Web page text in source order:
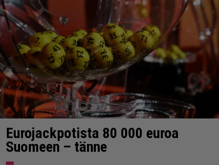
Eurojackpotista 80 000 euroa
Suomeen – tänne